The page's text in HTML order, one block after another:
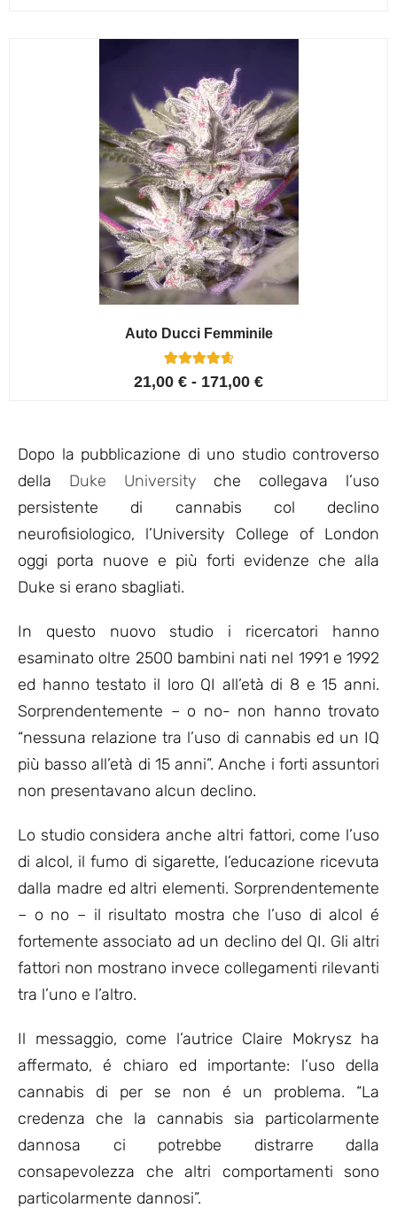
recensioni
Auto Ducci Femminile
Valutato
4.75
4
21,00 € - 171,00 €
Dopo la pubblicazione di uno studio controverso
della Duke University che collegava l’uso
persistente di cannabis col declino
neurofisiologico, l’University College of London
oggi porta nuove e più forti evidenze che alla
Duke si erano sbagliati.
In questo nuovo studio i ricercatori hanno
esaminato oltre 2500 bambini nati nel 1991 e 1992
ed hanno testato il loro QI all’età di 8 e 15 anni.
Sorprendentemente – o no- non hanno trovato
“nessuna relazione tra l’uso di cannabis ed un IQ
più basso all’età di 15 anni”. Anche i forti assuntori
non presentavano alcun declino.
Lo studio considera anche altri fattori, come l’uso
di alcol, il fumo di sigarette, l’educazione ricevuta
dalla madre ed altri elementi. Sorprendentemente
– o no – il risultato mostra che l’uso di alcol é
fortemente associato ad un declino del QI. Gli altri
fattori non mostrano invece collegamenti rilevanti
tra l’uno e l’altro.
Il messaggio, come l’autrice Claire Mokrysz ha
affermato, é chiaro ed importante: l’uso della
cannabis di per se non é un problema. “La
credenza che la cannabis sia particolarmente
dannosa ci potrebbe distrarre dalla
consapevolezza che altri comportamenti sono
particolarmente dannosi”.